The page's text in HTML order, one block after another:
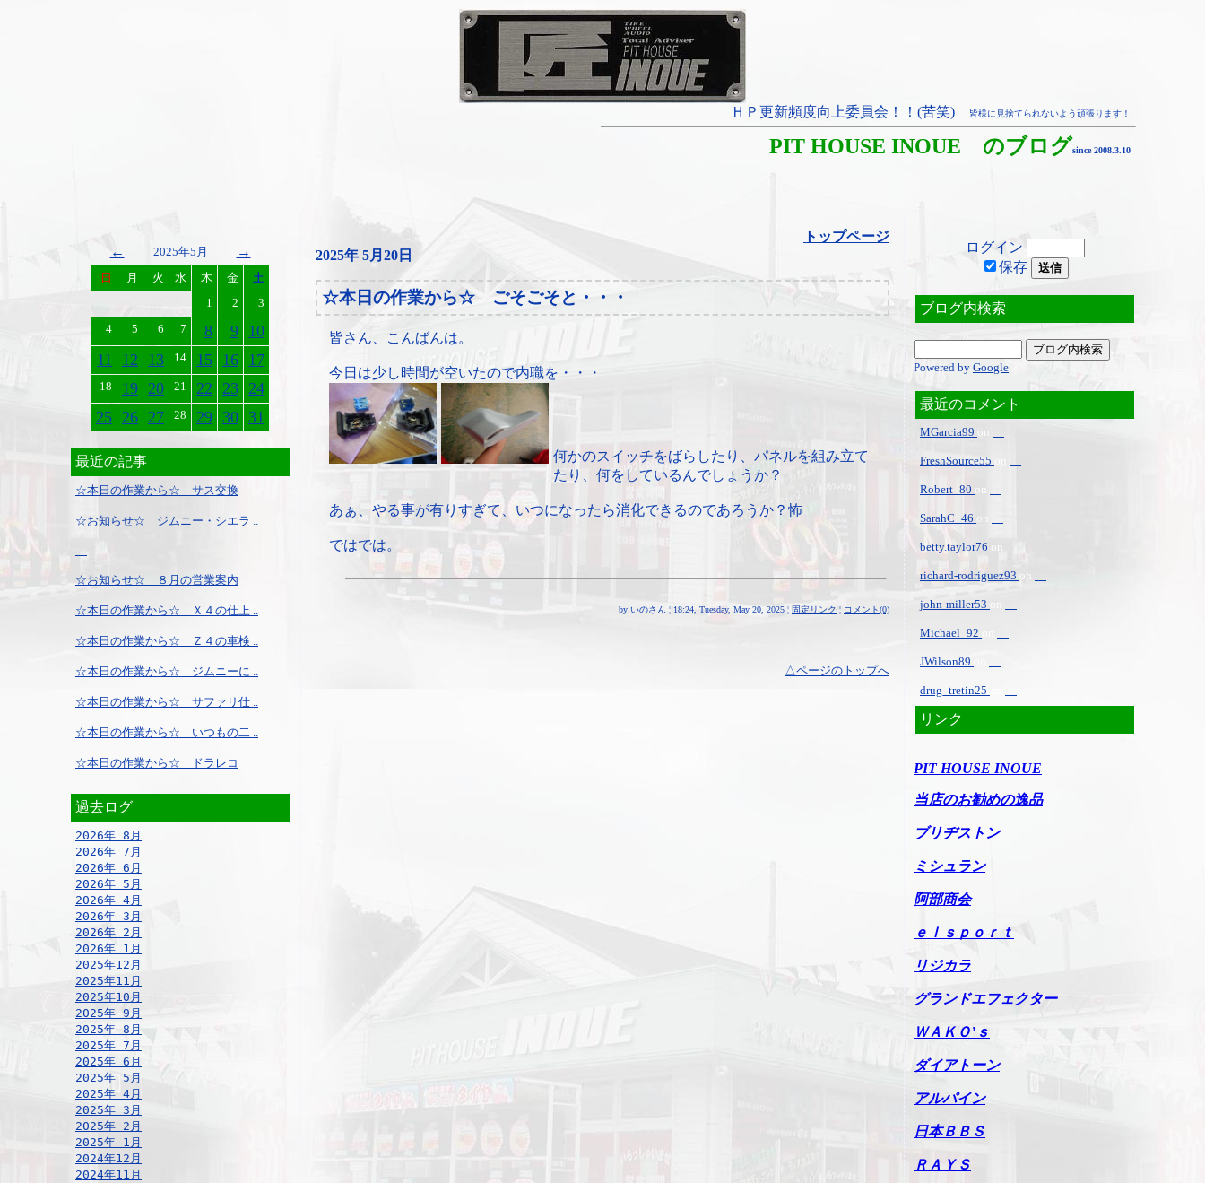
ＨＰ更新頻度向上委員会！！(苦笑) 皆様に見捨てられないよう頑張ります！
PIT HOUSE INOUE のブログsince 2008.3.10
← 2025年5月 →
日 月 火 水 木 金
土
1
2
3
4
5 6 7 8 9 10
11
12 13 14 15 16 17
18 19 20 21 22 23 24
25 26 27 28 29 30 31
最近の記事
☆本日の作業から☆ サス交換
☆お知らせ☆ ジムニー・シエラ ..
☆お知らせ☆ ８月の営業案内
☆本日の作業から☆ Ｘ４の仕上 ..
☆本日の作業から☆ Ｚ４の車検 ..
☆本日の作業から☆ ジムニーに ..
☆本日の作業から☆ サファリ仕 ..
☆本日の作業から☆ いつもの二 ..
☆本日の作業から☆ ドラレコ
過去ログ
2026年 8月
2026年 7月
2026年 6月
2026年 5月
2026年 4月
2026年 3月
2026年 2月
2026年 1月
2025年12月
2025年11月
2025年10月
2025年 9月
2025年 8月
2025年 7月
2025年 6月
2025年 5月
2025年 4月
2025年 3月
2025年 2月
2025年 1月
2024年12月
2024年11月
トップページ
2025年 5月20日
☆本日の作業から☆ ごそごそと・・・
皆さん、こんばんは。
今日は少し時間が空いたので内職を・・・
何かのスイッチをばらしたり、パネルを組み立て
たり、何をしているんでしょうか？
あぁ、やる事が有りすぎて、いつになったら消化できるのであろうか？怖
ではでは。
by いのさん ¦ 18:24, Tuesday, May 20, 2025 ¦ 固定リンク ¦ コメント(0)
△ページのトップへ
ログイン
保存
ブログ内検索
Powered by Google
最近のコメント
MGarcia99 on
FreshSource55
Robert_80 on
SarahC_46 on
betty.taylor76 on
richard-rodriguez93 on
john-miller53 on
Michael_92
JWilson89
drug_tretin25
リンク
PIT HOUSE INOUE
当店のお勧めの逸品
ブリヂストン
ミシュラン
阿部商会
ｅｌｓｐｏｒｔ
リジカラ
グランドエフェクター
ＷＡＫＯ’ｓ
ダイアトーン
アルパイン
日本ＢＢＳ
ＲＡＹＳ